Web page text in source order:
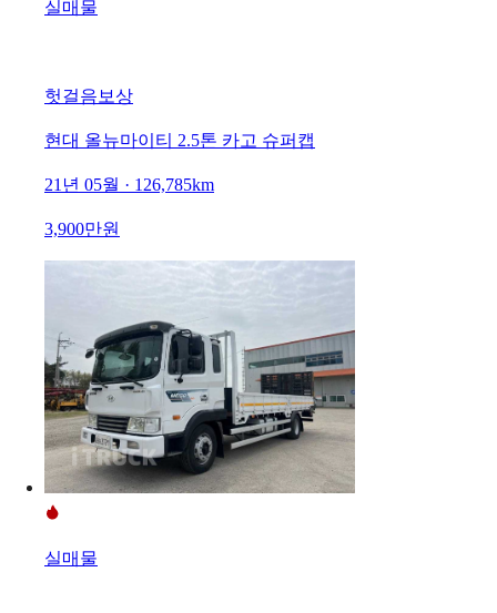
실매물
헛걸음보상
현대 올뉴마이티 2.5톤 카고 슈퍼캡
21년 05월 · 126,785km
3,900만원
실매물